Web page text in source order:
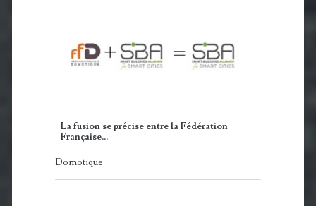
La fusion se précise entre la Fédération
Française…
Domotique